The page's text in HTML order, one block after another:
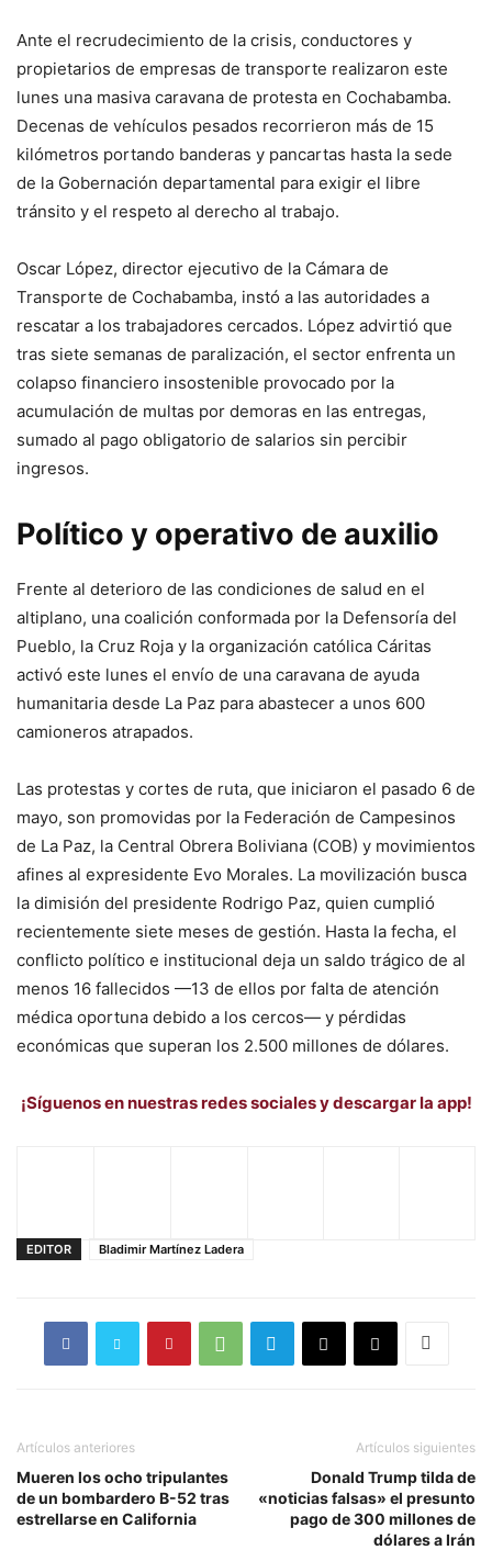
Ante el recrudecimiento de la crisis, conductores y
propietarios de empresas de transporte realizaron este
lunes una masiva caravana de protesta en Cochabamba.
Decenas de vehículos pesados recorrieron más de 15
kilómetros portando banderas y pancartas hasta la sede
de la Gobernación departamental para exigir el libre
tránsito y el respeto al derecho al trabajo.
Oscar López, director ejecutivo de la Cámara de
Transporte de Cochabamba, instó a las autoridades a
rescatar a los trabajadores cercados. López advirtió que
tras siete semanas de paralización, el sector enfrenta un
colapso financiero insostenible provocado por la
acumulación de multas por demoras en las entregas,
sumado al pago obligatorio de salarios sin percibir
ingresos.
Político y operativo de auxilio
Frente al deterioro de las condiciones de salud en el
altiplano, una coalición conformada por la Defensoría del
Pueblo, la Cruz Roja y la organización católica Cáritas
activó este lunes el envío de una caravana de ayuda
humanitaria desde La Paz para abastecer a unos 600
camioneros atrapados.
Las protestas y cortes de ruta, que iniciaron el pasado 6 de
mayo, son promovidas por la Federación de Campesinos
de La Paz, la Central Obrera Boliviana (COB) y movimientos
afines al expresidente Evo Morales. La movilización busca
la dimisión del presidente Rodrigo Paz, quien cumplió
recientemente siete meses de gestión. Hasta la fecha, el
conflicto político e institucional deja un saldo trágico de al
menos 16 fallecidos —13 de ellos por falta de atención
médica oportuna debido a los cercos— y pérdidas
económicas que superan los 2.500 millones de dólares.
¡Síguenos en nuestras redes sociales y descargar la app!
EDITOR Bladimir Martínez Ladera
Artículos anteriores
Mueren los ocho tripulantes
de un bombardero B-52 tras
estrellarse en California
Artículos siguientes
Donald Trump tilda de
«noticias falsas» el presunto
pago de 300 millones de
dólares a Irán